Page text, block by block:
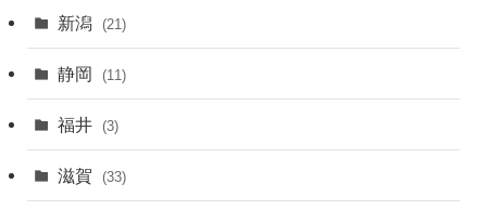
新潟 (21)
静岡 (11)
福井 (3)
滋賀 (33)